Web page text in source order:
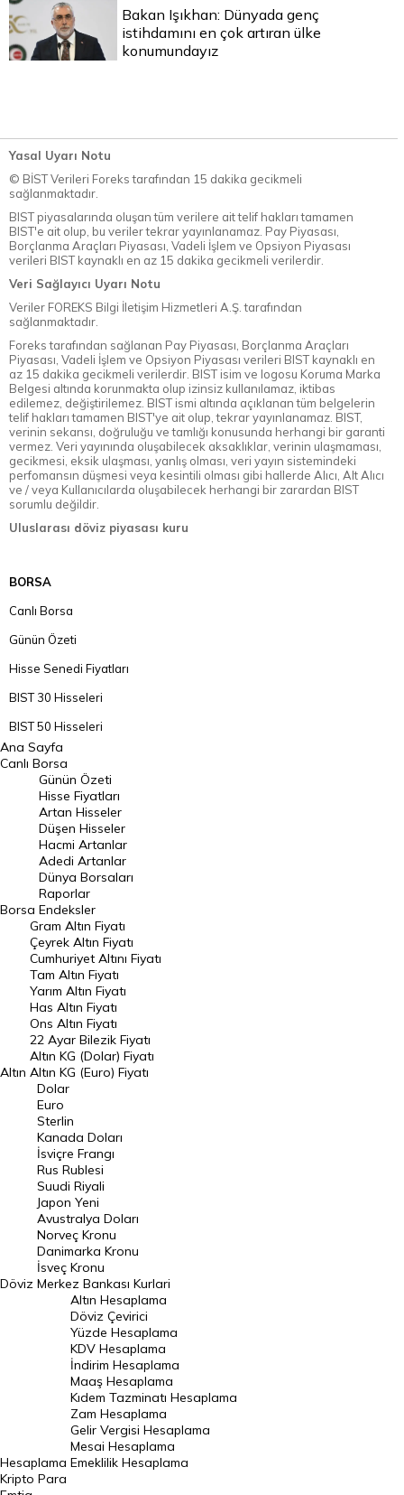
Bakan Işıkhan: Dünyada genç
istihdamını en çok artıran ülke
konumundayız
Yasal Uyarı Notu
© BİST Verileri Foreks tarafından 15 dakika gecikmeli
sağlanmaktadır.
BIST piyasalarında oluşan tüm verilere ait telif hakları tamamen
BIST'e ait olup, bu veriler tekrar yayınlanamaz. Pay Piyasası,
Borçlanma Araçları Piyasası, Vadeli İşlem ve Opsiyon Piyasası
verileri BIST kaynaklı en az 15 dakika gecikmeli verilerdir.
Veri Sağlayıcı Uyarı Notu
Veriler FOREKS Bilgi İletişim Hizmetleri A.Ş. tarafından
sağlanmaktadır.
Foreks tarafından sağlanan Pay Piyasası, Borçlanma Araçları
Piyasası, Vadeli İşlem ve Opsiyon Piyasası verileri BIST kaynaklı en
az 15 dakika gecikmeli verilerdir. BIST isim ve logosu Koruma Marka
Belgesi altında korunmakta olup izinsiz kullanılamaz, iktibas
edilemez, değiştirilemez. BIST ismi altında açıklanan tüm belgelerin
telif hakları tamamen BIST'ye ait olup, tekrar yayınlanamaz. BIST,
verinin sekansı, doğruluğu ve tamlığı konusunda herhangi bir garanti
vermez. Veri yayınında oluşabilecek aksaklıklar, verinin ulaşmaması,
gecikmesi, eksik ulaşması, yanlış olması, veri yayın sistemindeki
perfomansın düşmesi veya kesintili olması gibi hallerde Alıcı, Alt Alıcı
ve / veya Kullanıcılarda oluşabilecek herhangi bir zarardan BIST
sorumlu değildir.
Uluslarası döviz piyasası kuru
BORSA
Canlı Borsa
Günün Özeti
Hisse Senedi Fiyatları
BIST 30 Hisseleri
BIST 50 Hisseleri
BIST 100 Hisseleri
En Çok Artan Hisseler
En Çok Düşen Hisseler
Hacmi Artanlar
Geçmiş Kapanışlar
Dünya Borsaları
Raporlar
Endeksler
DÖVİZ
Döviz Kuru
Dolar Kuru
Euro Kuru
Pound Kuru
Frank Kuru
Riyal Kuru
Avustralya Doları
Danimarka Kronu Kuru
Kanada Doları Kuru
Norveç Kronu Kuru
İsveç Kronu Kuru
Japon Yeni Kuru
Serbest Piyasa Döviz Kurları
Merkez Bankası Döviz Kurları
Altın Fiyatları
Ana Sayfa
Canlı Borsa
Borsa
Günün Özeti
Hisse Fiyatları
Artan Hisseler
Düşen Hisseler
Hacmi Artanlar
Adedi Artanlar
Dünya Borsaları
Raporlar
Endeksler
Altın
Gram Altın Fiyatı
Çeyrek Altın Fiyatı
Cumhuriyet Altını Fiyatı
Tam Altın Fiyatı
Yarım Altın Fiyatı
Has Altın Fiyatı
Ons Altın Fiyatı
22 Ayar Bilezik Fiyatı
Altın KG (Dolar) Fiyatı
Altın KG (Euro) Fiyatı
Döviz
Dolar
Euro
Sterlin
Kanada Doları
İsviçre Frangı
Rus Rublesi
Suudi Riyali
Japon Yeni
Avustralya Doları
Norveç Kronu
Danimarka Kronu
İsveç Kronu
Merkez Bankası Kurlari
Hesaplama
Altın Hesaplama
Döviz Çevirici
Yüzde Hesaplama
KDV Hesaplama
İndirim Hesaplama
Maaş Hesaplama
Kıdem Tazminatı Hesaplama
Zam Hesaplama
Gelir Vergisi Hesaplama
Mesai Hesaplama
Emeklilik Hesaplama
Kripto Para